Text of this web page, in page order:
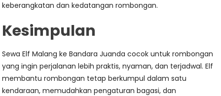
keberangkatan dan kedatangan rombongan.
Kesimpulan
Sewa Elf Malang ke Bandara Juanda cocok untuk rombongan
yang ingin perjalanan lebih praktis, nyaman, dan terjadwal. Elf
membantu rombongan tetap berkumpul dalam satu
kendaraan, memudahkan pengaturan bagasi, dan